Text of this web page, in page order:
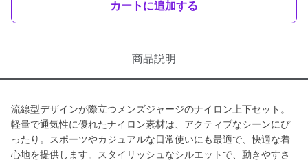
カートに追加する
商品説明
流線型デザインが際立つメンズジャージのナイロン上下セット。
軽量で通気性に優れたナイロン素材は、アクティブなシーンにぴ
ったり。スポーツやカジュアルな日常使いにも最適で、快適な着
心地を提供します。スタイリッシュなシルエットで、動きやすさ